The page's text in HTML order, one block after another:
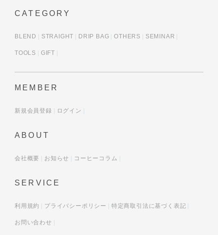
CATEGORY
BLEND STRAIGHT DRIP BAG OTHERS SEMINAR
TOOLS GIFT
MEMBER
新規会員登録 ログイン
ABOUT
会社概要 お知らせ コーヒーコラム
SERVICE
利用規約 プライバシーポリシー 特定商取引法に基づく表記
お問い合わせ